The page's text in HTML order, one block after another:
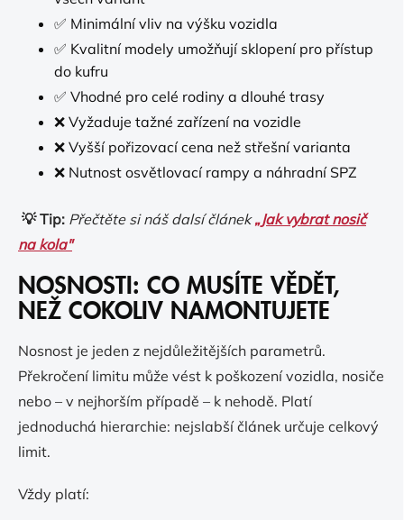
✅ Minimální vliv na výšku vozidla
✅ Kvalitní modely umožňují sklopení pro přístup
do kufru
✅ Vhodné pro celé rodiny a dlouhé trasy
❌ Vyžaduje tažné zařízení na vozidle
❌ Vyšší pořizovací cena než střešní varianta
❌ Nutnost osvětlovací rampy a náhradní SPZ
💡 Tip: Přečtěte si náš dalsí článek„Jak vybrat nosič
na kola"
NOSNOSTI: CO MUSÍTE VĚDĚT,
NEŽ COKOLIV NAMONTUJETE
Nosnost je jeden z nejdůležitějších parametrů.
Překročení limitu může vést k poškození vozidla, nosiče
nebo – v nejhorším případě – k nehodě. Platí
jednoduchá hierarchie: nejslabší článek určuje celkový
limit.
Vždy platí: